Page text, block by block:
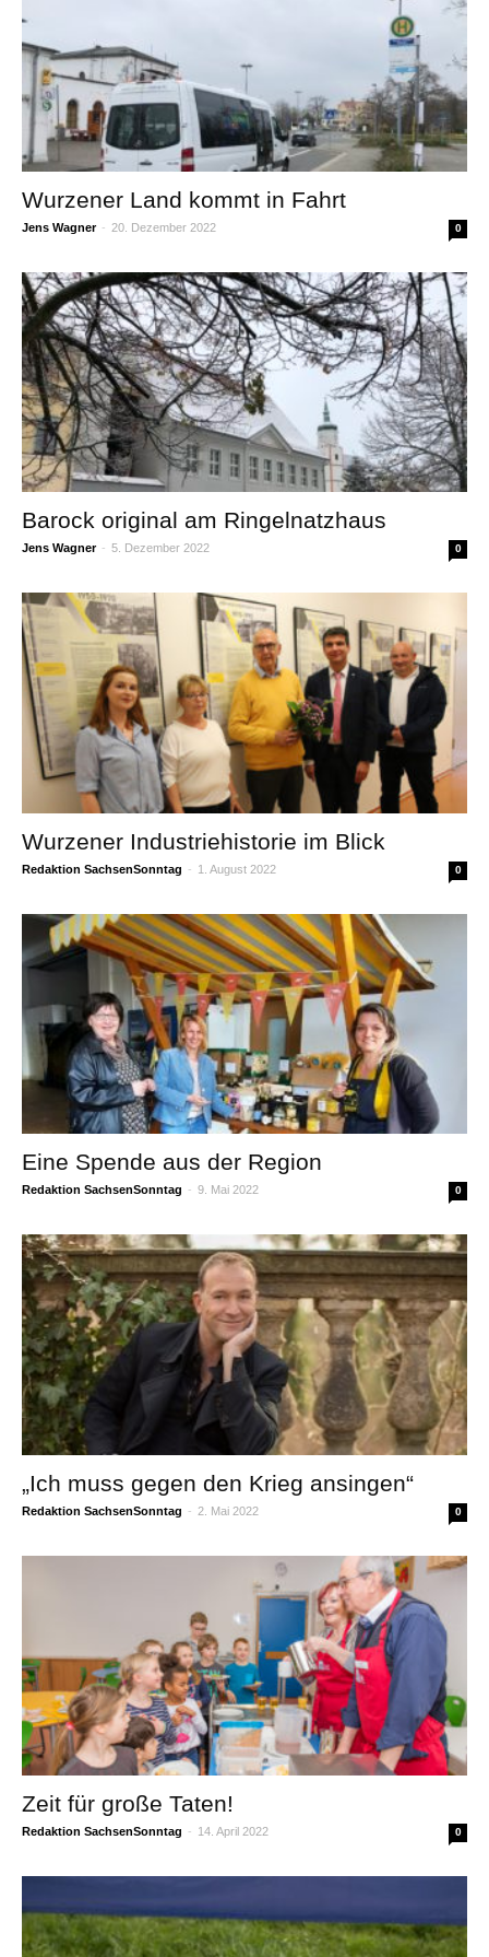
Wurzener Land kommt in Fahrt
Jens Wagner - 20. Dezember 2022 0
Barock original am Ringelnatzhaus
Jens Wagner - 5. Dezember 2022 0
Wurzener Industriehistorie im Blick
Redaktion SachsenSonntag - 1. August 2022 0
Eine Spende aus der Region
Redaktion SachsenSonntag - 9. Mai 2022 0
„Ich muss gegen den Krieg ansingen“
Redaktion SachsenSonntag - 2. Mai 2022 0
Zeit für große Taten!
Redaktion SachsenSonntag - 14. April 2022 0